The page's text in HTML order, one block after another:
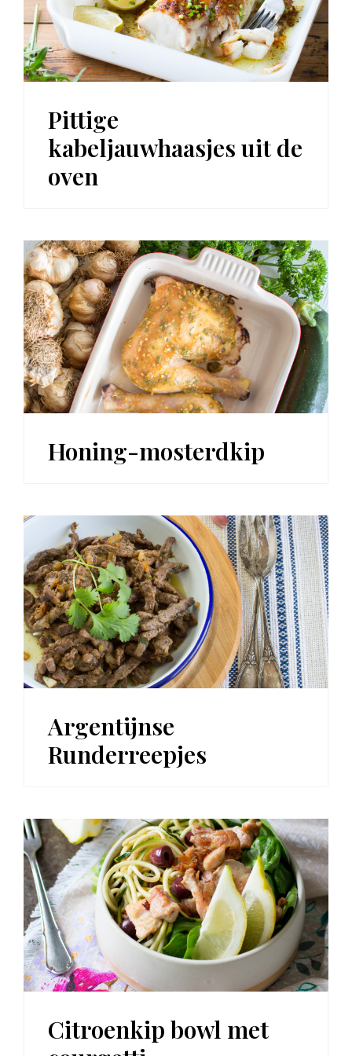
Pittige
kabeljauwhaasjes uit de
oven
Honing-mosterdkip
Argentijnse
Runderreepjes
Citroenkip bowl met